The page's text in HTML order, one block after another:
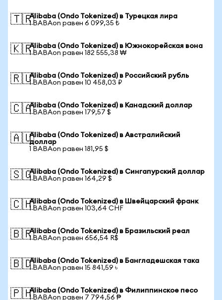
🇹🇷Alibaba (Ondo Tokenized) в Турецкая лира
1 BABAon равен 6 099,35 ₺
🇰🇷Alibaba (Ondo Tokenized) в Южнокорейская вона
1 BABAon равен 182 555,38 ₩
🇷🇺Alibaba (Ondo Tokenized) в Российский рубль
1 BABAon равен 10 458,03 ₽
🇨🇦Alibaba (Ondo Tokenized) в Канадский доллар
1 BABAon равен 179,57 $
🇦🇺Alibaba (Ondo Tokenized) в Австралийский
доллар
1 BABAon равен 181,95 $
🇸🇬Alibaba (Ondo Tokenized) в Сингапурский доллар
1 BABAon равен 164,29 $
🇨🇭Alibaba (Ondo Tokenized) в Швейцарский франк
1 BABAon равен 103,64 CHF
🇧🇷Alibaba (Ondo Tokenized) в Бразильский реал
1 BABAon равен 656,54 R$
🇧🇩Alibaba (Ondo Tokenized) в Бангладешская така
1 BABAon равен 15 841,59 ৳
🇵🇭Alibaba (Ondo Tokenized) в Филиппинское песо
1 BABAon равен 7 794,56 ₱